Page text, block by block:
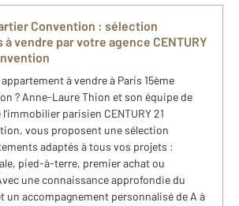
Convention​ : sélection
à vendre par votre agence CENTURY
à vendre à Paris 15ème
? Anne-Laure Thion et son équipe de
parisien​ CENTURY 21
vous proposent une sélection
adaptés à tous vos projets :
pied-à-terre, premier achat ou
une connaissance approfondie du
un accompagnement personnalisé de A à